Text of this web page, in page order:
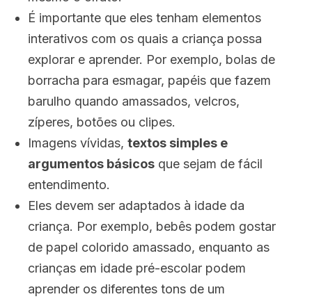
É importante que eles tenham elementos
interativos com os quais a criança possa
explorar e aprender. Por exemplo, bolas de
borracha para esmagar, papéis que fazem
barulho quando amassados, velcros,
zíperes, botões ou clipes.
Imagens vívidas, textos simples e
argumentos básicos que sejam de fácil
entendimento.
Eles devem ser adaptados à idade da
criança. Por exemplo, bebês podem gostar
de papel colorido amassado, enquanto as
crianças em idade pré-escolar podem
aprender os diferentes tons de um